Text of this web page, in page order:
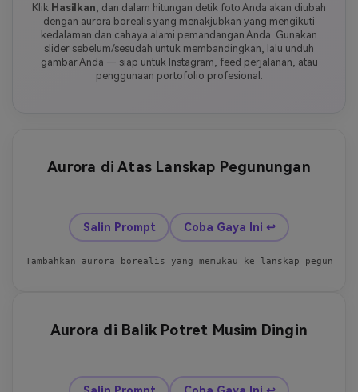
Klik Hasilkan , dan dalam hitungan detik foto Anda akan diubah
dengan aurora borealis yang menakjubkan yang mengikuti
kedalaman dan cahaya alami pemandangan Anda. Gunakan
slider sebelum/sesudah untuk membandingkan, lalu unduh
gambar Anda — siap untuk Instagram, feed perjalanan, atau
penggunaan portofolio profesional.
Aurora di Atas Lanskap Pegunungan
Sebelum Sesudah
Salin Prompt Coba Gaya Ini ↩
Tambahkan aurora borealis yang memukau ke lanskap
Aurora di Balik Potret Musim Dingin
Sebelum Sesudah